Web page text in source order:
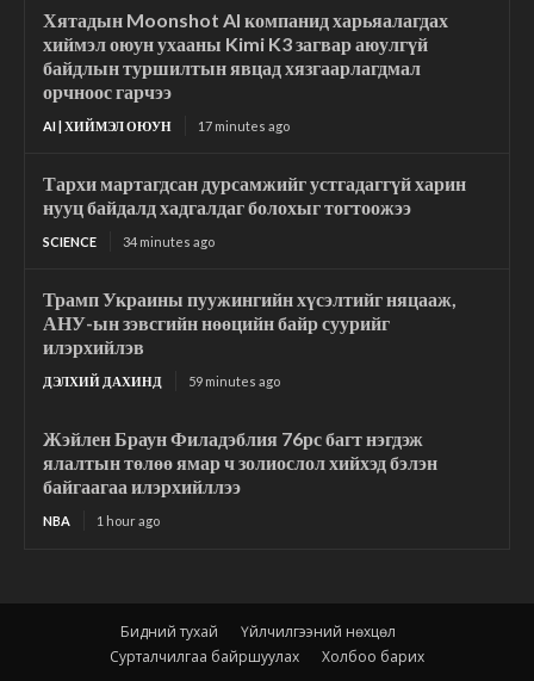
Хятадын Moonshot AI компанид харьяалагдах
хиймэл оюун ухааны Kimi K3 загвар аюулгүй
байдлын туршилтын явцад хязгаарлагдмал
орчноос гарчээ
AI | ХИЙМЭЛ ОЮУН 17 minutes ago
Тархи мартагдсан дурсамжийг устгадаггүй харин
нууц байдалд хадгалдаг болохыг тогтоожээ
SCIENCE 34 minutes ago
Трамп Украины пуужингийн хүсэлтийг няцааж,
АНУ-ын зэвсгийн нөөцийн байр суурийг
илэрхийлэв
ДЭЛХИЙ ДАХИНД 59 minutes ago
Жэйлен Браун Филадэблия 76рс багт нэгдэж
ялалтын төлөө ямар ч золиослол хийхэд бэлэн
байгаагаа илэрхийллээ
NBA 1 hour ago
Бидний тухай
Үйлчилгээний нөхцөл
Сурталчилгаа байршуулах
Холбоо барих